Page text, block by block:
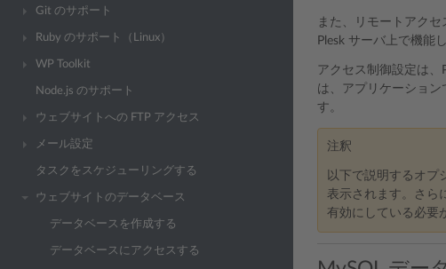
Git のサポート
Ruby のサポート（Linux）
WP Toolkit
Node.js のサポート
ウェブサイトへの FTP アクセス
メール設定
タスクをスケジューリングする
ウェブサイトのデータベース
データベースを作成する
データベースにアクセスする
また、リモートアク
Plesk サーバ上で機能
アクセス制御設定は
は、アプリケーショ
す。
注釈
以下で説明するオプ
表示されます。さら
有効にしている必要